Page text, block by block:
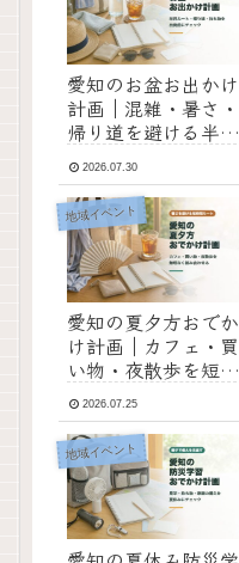
愛知のお盆お出かけ
計画｜混雑・暑さ・
帰り道を避ける半日
ルートの作り方
2026.07.30
地域イベント
愛知の夏夕方おでか
け計画｜カフェ・買
い物・夜散歩を短時
間で楽しむコツ
2026.07.25
地域イベント